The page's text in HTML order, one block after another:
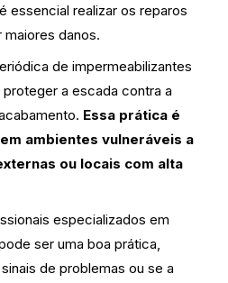
essencial realizar os reparos
danos.
de impermeabilizantes
a escada contra a
Essa prática é
ambientes vulneráveis a
ou locais com alta
especializados em
ser uma boa prática,
de problemas ou se a